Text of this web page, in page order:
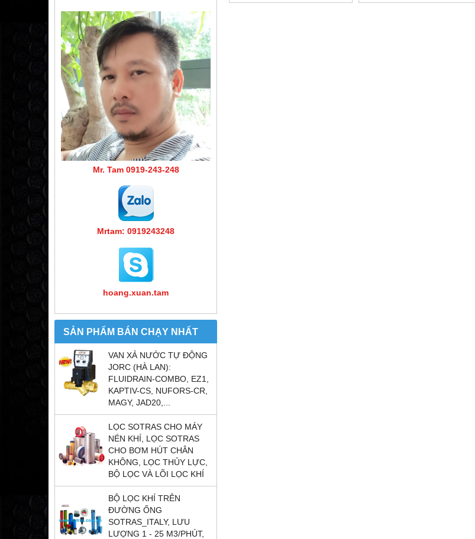
Mr. Tam 0919-243-248
Mrtam: 0919243248
hoang.xuan.tam
SẢN PHẨM BÁN CHẠY NHẤT
VAN XẢ NƯỚC TỰ ĐỘNG
JORC (HÀ LAN):
FLUIDRAIN-COMBO, EZ1,
KAPTIV-CS, NUFORS-CR,
MAGY, JAD20,...
LỌC SOTRAS CHO MÁY
NÉN KHÍ, LỌC SOTRAS
CHO BƠM HÚT CHÂN
KHÔNG, LỌC THỦY LỰC,
BỘ LỌC VÀ LÕI LỌC KHÍ
BỘ LỌC KHÍ TRÊN
ĐƯỜNG ỐNG
SOTRAS_ITALY, LƯU
LƯỢNG 1 - 25 M3/PHÚT,